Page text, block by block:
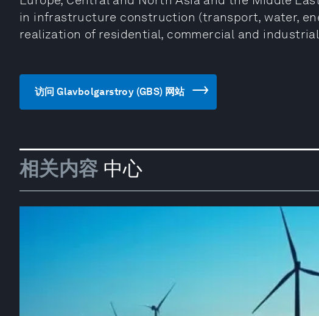
in infrastructure construction (transport, water,
realization of residential, commercial and
访问 Glavbolgarstroy (GBS) 网站
相关内容 中心